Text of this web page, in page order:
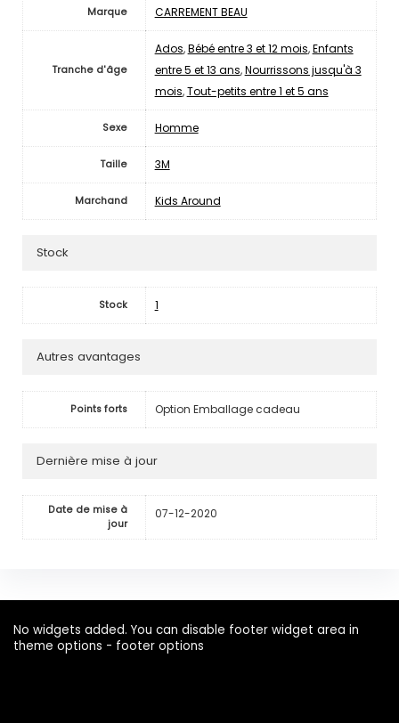
Marque CARREMENT BEAU
Tranche d'âge
Ados,Bébé entre 3 et 12 mois,Enfants
entre 5 et 13 ans,Nourrissons jusqu'à 3
mois,Tout-petits entre 1 et 5 ans
Sexe Homme
Taille 3M
Marchand Kids Around
Stock
Stock 1
Autres avantages
Points forts Option Emballage cadeau
Dernière mise à jour
Date de mise à
jour
07-12-2020
No widgets added. You can disable footer widget area in
theme options - footer options